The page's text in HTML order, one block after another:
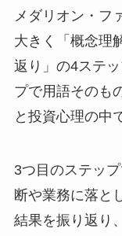
メダリオン・フ
大きく「概念
返り」の4ステ
プで用語そのも
と投資心理の中
3つ目のステッ
断や業務に落と
結果を振り返り